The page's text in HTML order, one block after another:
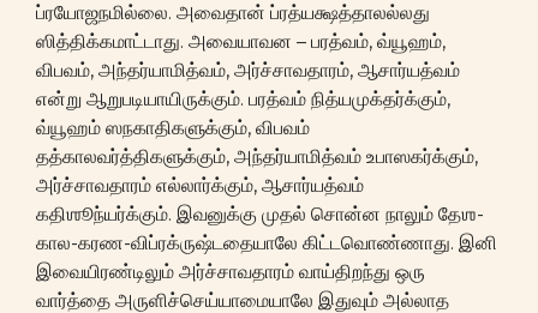
ப்ரயோஜநமில்லை. அவைதான் ப்ரத்யக்ஷத்தாலல்லது
ஸித்திக்கமாட்டாது. அவையாவன – பரத்வம், வ்யூஹம்,
விபவம், அந்தர்யாமித்வம், அர்ச்சாவதாரம், ஆசார்யத்வம்
என்று ஆறுபடியாயிருக்கும். பரத்வம் நித்யமுக்தர்க்கும்,
வ்யூஹம் ஸநகாதிகளுக்கும், விபவம்
தத்காலவர்த்திகளுக்கும், அந்தர்யாமித்வம் உபாஸகர்க்கும்,
அர்ச்சாவதாரம் எல்லார்க்கும், ஆசார்யத்வம்
கதிஶூந்யர்க்கும். இவனுக்கு முதல் சொன்ன நாலும் தேஶ-
கால-கரண-விப்ரக்ருஷ்டதையாலே கிட்டவொண்ணாது. இனி
இவையிரண்டிலும் அர்ச்சாவதாரம் வாய்திறந்து ஒரு
வார்த்தை அருளிச்செய்யாமையாலே இதுவும் அல்லாத